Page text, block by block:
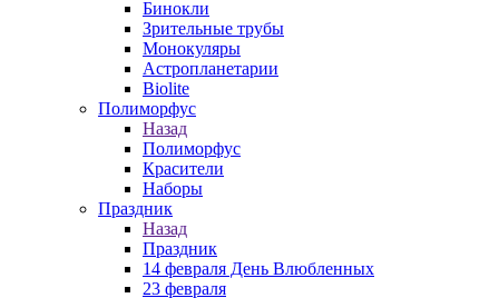
Бинокли
Зрительные трубы
Монокуляры
Астропланетарии
Biolite
Полиморфус
Назад
Полиморфус
Красители
Наборы
Праздник
Назад
Праздник
14 февраля День Влюбленных
23 февраля